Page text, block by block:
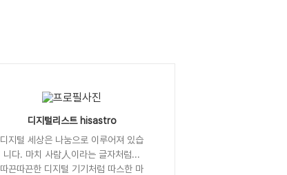
디지털리스트 hisastro
디지털 세상은 나눔으로 이루어져 있습
니다. 마치 사람人이라는 글자처럼...
따끈따끈한 디지털 기기처럼 따스한 마